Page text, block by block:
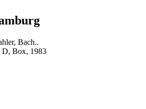
Bach..
D, Box, 1983